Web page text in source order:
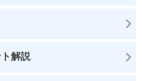
解説